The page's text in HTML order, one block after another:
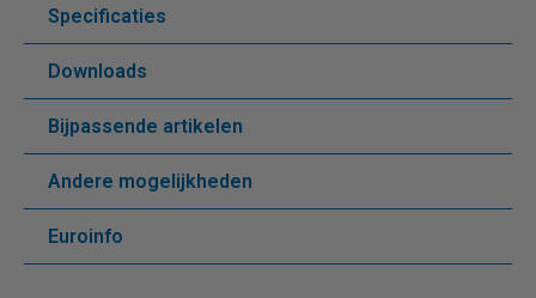
Specificaties
Downloads
Bijpassende artikelen
Andere mogelijkheden
Euroinfo